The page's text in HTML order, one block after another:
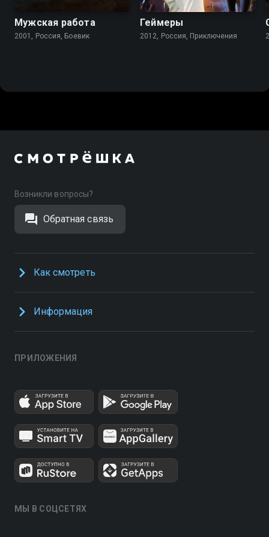
Мужская работа
2001, Россия, Боевик
Геймеры
2012, Россия, Приключения
Возникли вопросы?
Обратная связь
Как смотреть
Информация
ПРИЛОЖЕНИЯ
МЫ В СОЦСЕТЯХ